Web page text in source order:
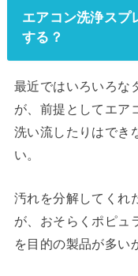
エアコン洗浄スプ
する？
最近ではいろいろな
が、前提としてエア
洗い流したりはでき
い。
汚れを分解してくれ
が、おそらくポピュ
を目的の製品が多い